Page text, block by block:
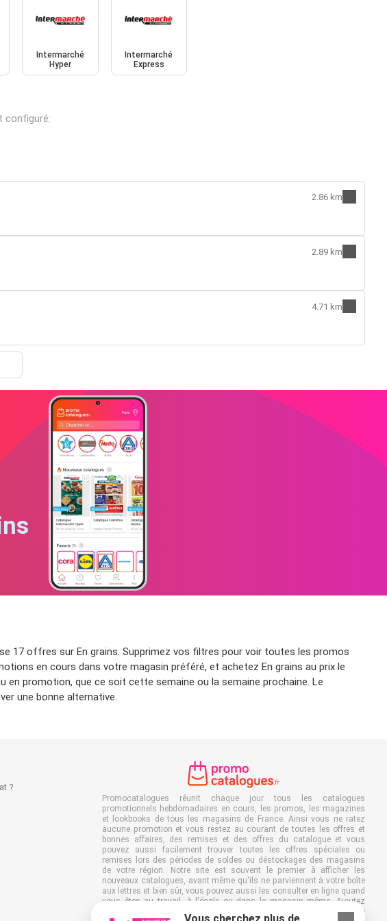
Intermarché
Hyper
Intermarché
Express
configuré:
2.86 km
2.89 km
4.71 km
17 offres sur En grains. Supprimez vos filtres pour voir toutes les promos
en cours dans votre magasin préféré, et achetez En grains au prix le
en promotion, que ce soit cette semaine ou la semaine prochaine. Le
une bonne alternative.
Vous cherchez plus de
?
Promocatalogues réunit chaque jour tous les catalogues
promotionnels hebdomadaires en cours, les promos, les magazines
et lookbooks de tous les magasins de France. Ainsi vous ne ratez
aucune promotion et vous restez au courant de toutes les offres et
bonnes affaires, des remises et des offres du catalogue et vous
pouvez aussi facilement trouver toutes les offres spéciales ou
remises lors des périodes de soldes ou déstockages des magasins
de votre région. Notre site est souvent le premier à afficher les
nouveaux catalogues, avant même qu'ils ne parviennent à votre boîte
aux lettres et bien sûr, vous pouvez aussi les consulter en ligne quand
vous êtes au travail, à l'école ou dans le magasin même. Ajoutez
Promocatalogues.fr à vos favoris et économisez du temps et de